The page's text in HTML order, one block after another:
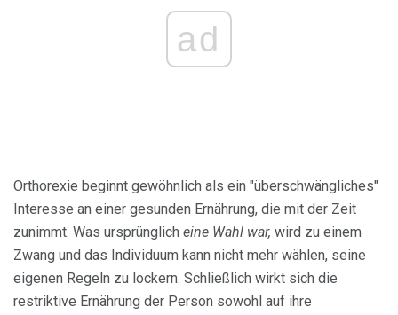
ad
Orthorexie beginnt gewöhnlich als ein "überschwängliches"
Interesse an einer gesunden Ernährung, die mit der Zeit
zunimmt. Was ursprünglich eine Wahl war, wird zu einem
Zwang und das Individuum kann nicht mehr wählen, seine
eigenen Regeln zu lockern. Schließlich wirkt sich die
restriktive Ernährung der Person sowohl auf ihre